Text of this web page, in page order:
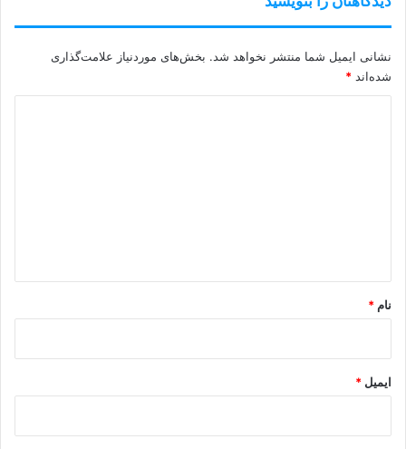
نشانی ایمیل شما منتشر نخواهد شد. بخش‌های موردنیاز علامت‌گذاری
شده‌اند *
نام *
ایمیل *